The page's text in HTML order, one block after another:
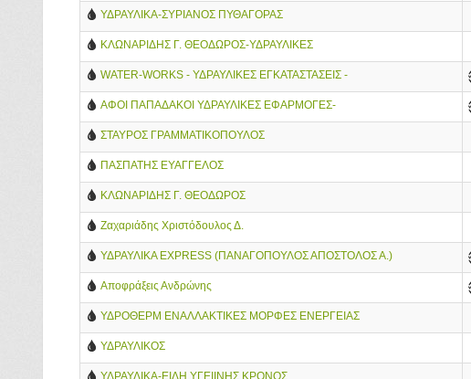
ΥΔΡΑΥΛΙΚΑ-ΣΥΡΙΑΝΟΣ ΠΥΘΑΓΟΡΑΣ
ΚΛΩΝΑΡΙΔΗΣ Γ. ΘΕΟΔΩΡΟΣ-ΥΔΡΑΥΛΙΚΕΣ
ΕΓΚΑΤΑΣΤΑΣΕΙΣ-ΦΥΣΙΚΟ ΑΕΡΙΟ
WATER-WORKS - ΥΔΡΑΥΛΙΚΕΣ ΕΓΚΑΤΑΣΤΑΣΕΙΣ -
ΥΔΡΑΥΛΙΚΟΙ 24ΩΡΕΣ - 2109024204
ΑΦΟΙ ΠΑΠΑΔΑΚΟΙ ΥΔΡΑΥΛΙΚΕΣ ΕΦΑΡΜΟΓΕΣ-
ΘΕΡΜΑΝΣΗ-ΑΕΡΙΟ-ΠΥΡΟΣΒΕΣΗ-ΠΑΠΑΔΑΚΗΣ ΒΑΣΙΛΗΣ/
ΝΙΚΟΣ
ΣΤΑΥΡΟΣ ΓΡΑΜΜΑΤΙΚΟΠΟΥΛΟΣ
ΠΑΣΠΑΤΗΣ ΕΥΑΓΓΕΛΟΣ
ΚΛΩΝΑΡΙΔΗΣ Γ. ΘΕΟΔΩΡΟΣ
Ζαχαριάδης Χριστόδουλος Δ.
ΥΔΡΑΥΛΙΚΑ EXPRESS (ΠΑΝΑΓΟΠΟΥΛΟΣ ΑΠΟΣΤΟΛΟΣ Α.)
Αποφράξεις Ανδρώνης
ΥΔΡΟΘΕΡΜ ΕΝΑΛΛΑΚΤΙΚΕΣ ΜΟΡΦΕΣ ΕΝΕΡΓΕΙΑΣ
ΥΔΡΑΥΛΙΚΟΣ
ΥΔΡΑΥΛΙΚΑ-ΕΙΔΗ ΥΓΕΙΙΝΗΣ ΚΡΟΝΟΣ